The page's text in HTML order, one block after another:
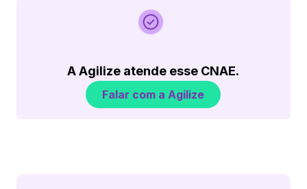
A Agilize atende esse CNAE.
Falar com a Agilize